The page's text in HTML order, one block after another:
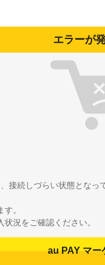
エラーが
接続しづらい状態となっ
。
況をご確認ください。
au PAY マー